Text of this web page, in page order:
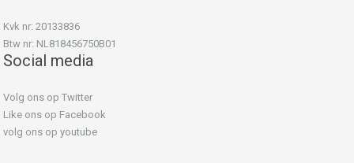
Kvk nr: 20133836
Btw nr: NL818456750B01
Social media
Volg ons op Twitter
Like ons op Facebook
volg ons op youtube